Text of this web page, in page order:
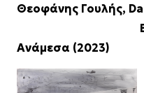
Θεοφάνης Γουλής,
Βιβή
Ανάμεσα (2023)